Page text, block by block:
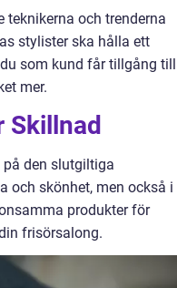
och trenderna
stylister ska hålla ett
som kund får tillgång till
mer.
Skillnad
den slutgiltiga
och skönhet, men också i
produkter för
frisörsalong.